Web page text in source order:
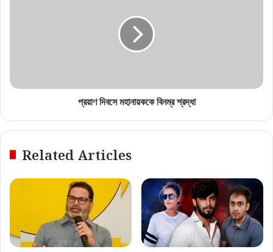
প্রয়াণ দিবসে মহানায়ককে বিনম্র শ্রদ্ধা
Related Articles